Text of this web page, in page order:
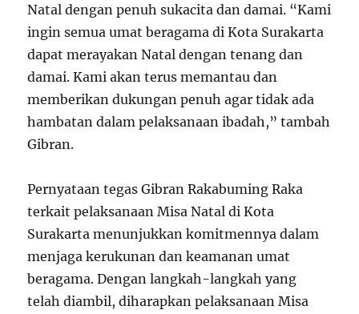
Natal dengan penuh sukacita dan damai. “Kami
ingin semua umat beragama di Kota Surakarta
dapat merayakan Natal dengan tenang dan
damai. Kami akan terus memantau dan
memberikan dukungan penuh agar tidak ada
hambatan dalam pelaksanaan ibadah,” tambah
Gibran.
Pernyataan tegas Gibran Rakabuming Raka
terkait pelaksanaan Misa Natal di Kota
Surakarta menunjukkan komitmennya dalam
menjaga kerukunan dan keamanan umat
beragama. Dengan langkah-langkah yang
telah diambil, diharapkan pelaksanaan Misa